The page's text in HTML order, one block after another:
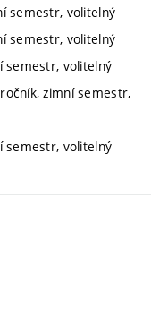
semestr, volitelný
semestr, volitelný
semestr, volitelný
zimní semestr,
semestr, volitelný